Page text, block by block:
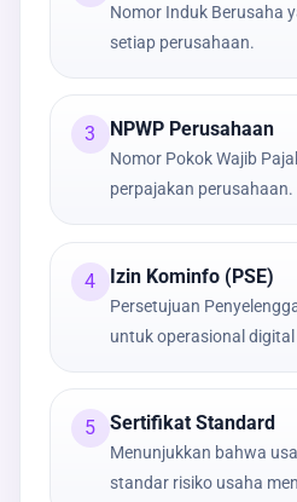
Nomor Induk Berusaha
setiap perusahaan.
3 NPWP Perusahaan
Nomor Pokok Wajib
perpajakan perusahaan.
4 Izin Kominfo (PSE)
Persetujuan
untuk operasional digital
5 Sertifikat Standard
Menunjukkan bahwa
standar risiko usaha